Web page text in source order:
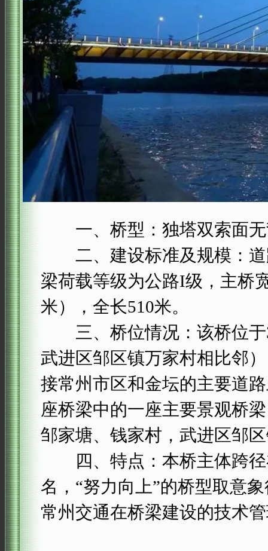
一、桥型：独塔双索面无
二、建设标准及规模：道
梁荷载等级为公路Ι级，主桥
米），全长510米。
三、桥位情况：该桥位于
武进区邹区镇万家村相比邻
接常州市区和金坛的主要道
座桥梁中的一座主要景观桥
邹家塘、钱家村，武进区邹
四、特点：本桥主体跨径
名，“努力向上”的桥型取意
常州交通在桥梁建设的技术